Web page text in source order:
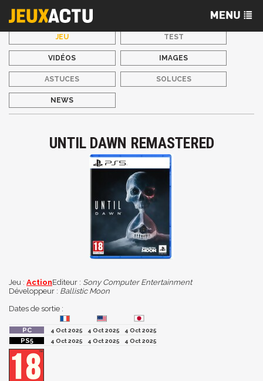
JEU TEST
VIDÉOS IMAGES
ASTUCES SOLUCES
NEWS
UNTIL DAWN REMASTERED
Jeu : ActionEditeur : Sony Computer Entertainment
Développeur : Ballistic Moon
Dates de sortie :
4 Oct 2025 4 Oct 2025
4 Oct 2025
4 Oct 2025
4 Oct 2025 4 Oct 2025